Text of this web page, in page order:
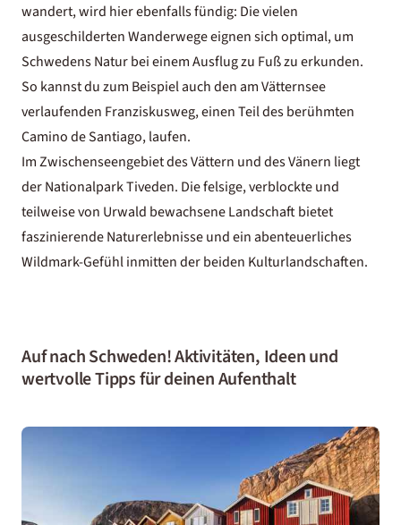
wandert, wird hier ebenfalls fündig: Die vielen
ausgeschilderten Wanderwege eignen sich optimal, um
Schwedens Natur bei einem Ausflug zu Fuß zu erkunden.
So kannst du zum Beispiel auch den am Vätternsee
verlaufenden Franziskusweg, einen Teil des berühmten
Camino de Santiago, laufen.
Im Zwischenseengebiet des Vättern und des Vänern liegt
der Nationalpark Tiveden. Die felsige, verblockte und
teilweise von Urwald bewachsene Landschaft bietet
faszinierende Naturerlebnisse und ein abenteuerliches
Wildmark-Gefühl inmitten der beiden Kulturlandschaften.
Auf nach Schweden! Aktivitäten, Ideen und
wertvolle Tipps für deinen Aufenthalt